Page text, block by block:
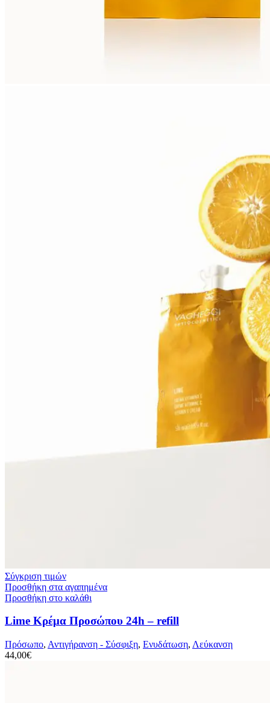
Σύγκριση τιμών
Προσθήκη στα αγαπημένα
Προσθήκη στο καλάθι
Lime Κρέμα Προσώπου 24h – refill
Πρόσωπο, Αντιγήρανση - Σύσφιξη, Ενυδάτωση, Λεύκανση
44,00€